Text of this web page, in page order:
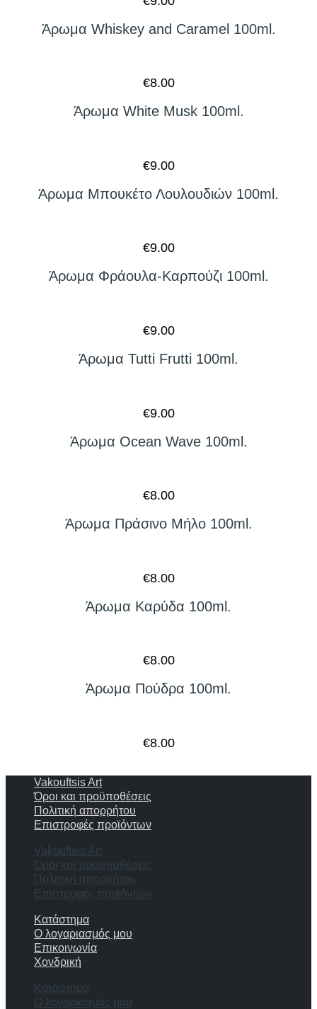
Άρωμα Whiskey and Caramel 100ml.
€8.00
Άρωμα White Musk 100ml.
€9.00
Άρωμα Μπουκέτο Λουλουδιών 100ml.
€9.00
Άρωμα Φράουλα-Καρπούζι 100ml.
€9.00
Άρωμα Tutti Frutti 100ml.
€9.00
Άρωμα Ocean Wave 100ml.
€8.00
Άρωμα Πράσινο Μήλο 100ml.
€8.00
Άρωμα Καρύδα 100ml.
€8.00
Άρωμα Πούδρα 100ml.
€8.00
Vakouftsis Art
Όροι και προϋποθέσεις
Πολιτική απορρήτου
Επιστροφές προϊόντων
Vakouftsis Art
Όροι και προϋποθέσεις
Πολιτική απορρήτου
Επιστροφές προϊόντων
Κατάστημα
Ο λογαριασμός μου
Επικοινωνία
Χονδρική
Κατάστημα
Ο λογαριασμός μου